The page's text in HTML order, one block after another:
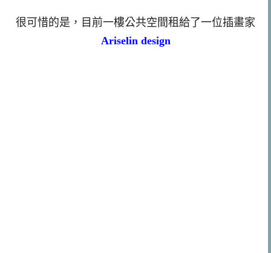
很可惜的是，目前一樓公共空間租給了一位插畫家
Ariselin design